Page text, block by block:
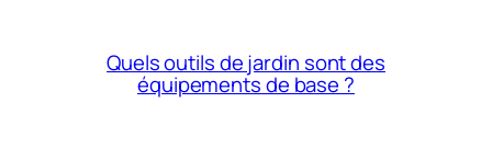
Quels outils de jardin sont des
équipements de base ?